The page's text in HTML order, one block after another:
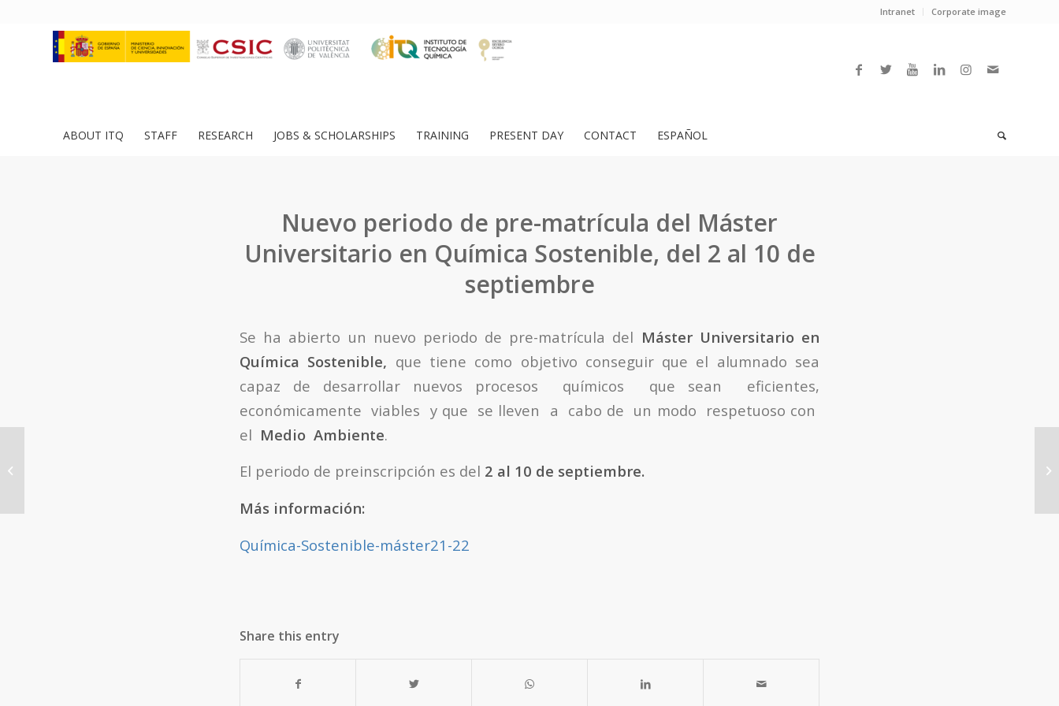
Intranet Corporate image
ABOUT ITQ STAFF RESEARCH JOBS & SCHOLARSHIPS TRAINING PRESENT DAY CONTACT ESPAÑOL
Nuevo periodo de pre-matrícula del Máster
Universitario en Química Sostenible, del 2 al 10 de
septiembre
Se ha abierto un nuevo periodo de pre-matrícula del Máster Universitario en
Química Sostenible, que tiene como objetivo conseguir que el alumnado sea
capaz de desarrollar nuevos procesos químicos que sean eficientes,
económicamente viables y que se lleven a cabo de un modo respetuoso con
el Medio Ambiente.
El periodo de preinscripción es del 2 al 10 de septiembre.
Más información:
Química-Sostenible-máster21-22
Share this entry